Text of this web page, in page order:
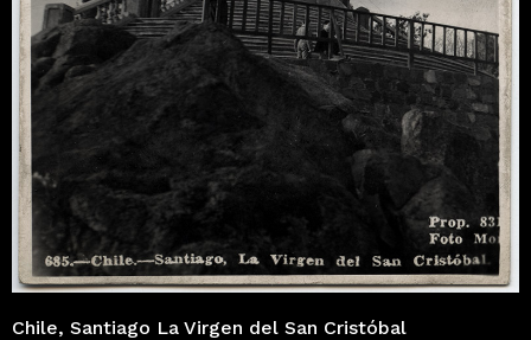
Chile, Santiago La Virgen del San Cristóbal